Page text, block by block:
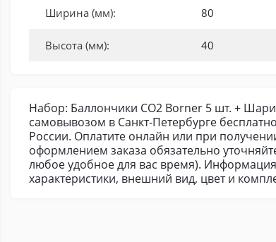
Ширина (мм): 80
Высота (мм): 40
Набор: Баллончики CO2 Borner 5 шт. +
самовывозом в Санкт-Петербурге
России. Оплатите онлайн или при
оформлением заказа обязательно
любое удобное для вас время).
характеристики, внешний вид, цвет и